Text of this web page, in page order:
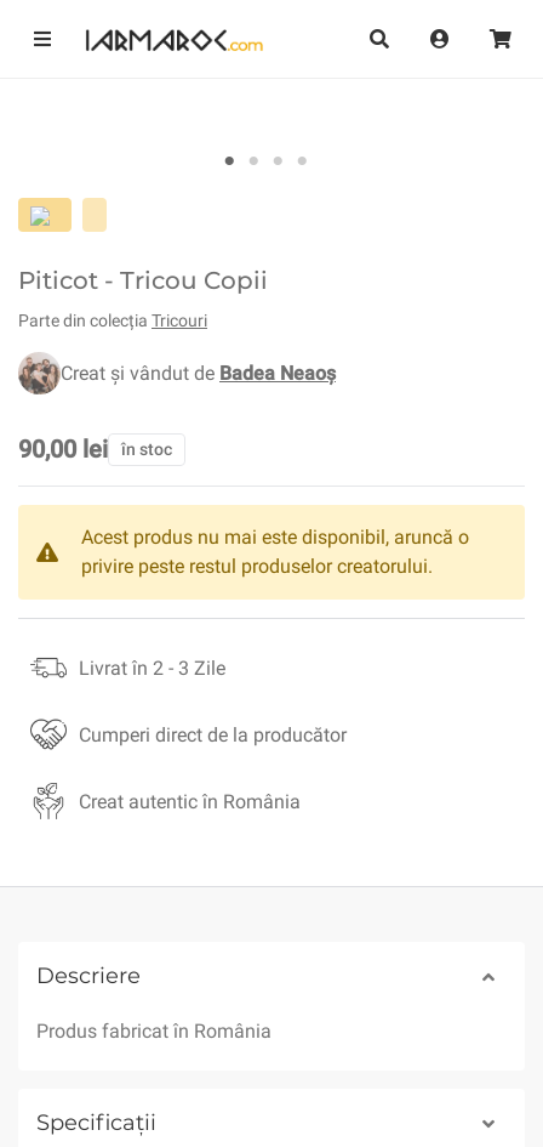
Piticot - Tricou Copii
Parte din colecția Tricouri
Creat și vândut de Badea Neaoș
90,00 lei în stoc
Acest produs nu mai este disponibil, aruncă o
privire peste restul produselor creatorului.
Livrat în 2 - 3 Zile
Cumperi direct de la producător
Creat autentic în România
Descriere
Produs fabricat în România
Specificații